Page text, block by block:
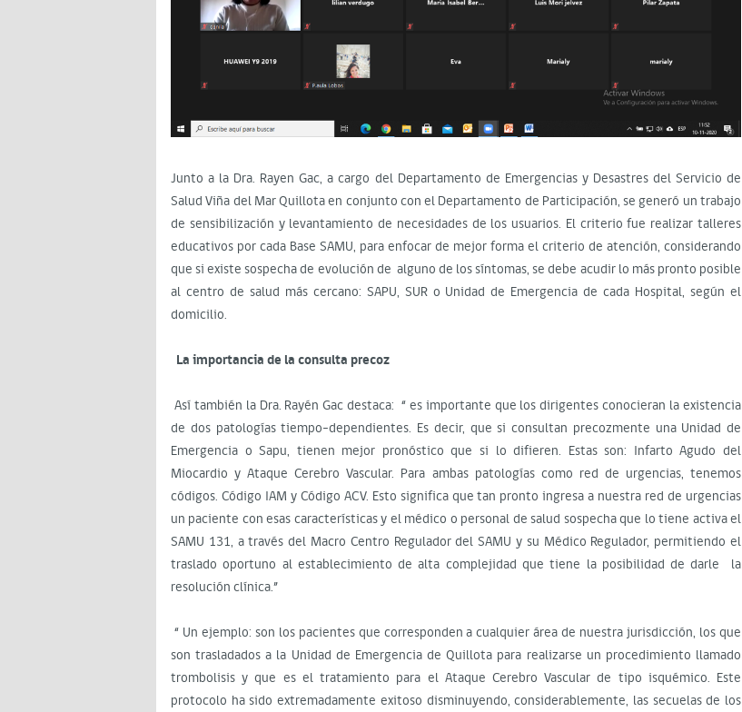
Junto a la Dra. Rayen Gac, a cargo del Departamento de Emergencias y Desastres del Servicio de
Salud Viña del Mar Quillota en conjunto con el Departamento de Participación, se generó un trabajo
de sensibilización y levantamiento de necesidades de los usuarios. El criterio fue realizar talleres
educativos por cada Base SAMU, para enfocar de mejor forma el criterio de atención, considerando
que si existe sospecha de evolución de alguno de los síntomas, se debe acudir lo más pronto posible
al centro de salud más cercano: SAPU, SUR o Unidad de Emergencia de cada Hospital, según el
domicilio.
La importancia de la consulta precoz
Así también la Dra. Rayén Gac destaca: “ es importante que los dirigentes conocieran la existencia
de dos patologías tiempo-dependientes. Es decir, que si consultan precozmente una Unidad de
Emergencia o Sapu, tienen mejor pronóstico que si lo difieren. Estas son: Infarto Agudo del
Miocardio y Ataque Cerebro Vascular. Para ambas patologías como red de urgencias, tenemos
códigos. Código IAM y Código ACV. Esto significa que tan pronto ingresa a nuestra red de urgencias
un paciente con esas características y el médico o personal de salud sospecha que lo tiene activa el
SAMU 131, a través del Macro Centro Regulador del SAMU y su Médico Regulador, permitiendo el
traslado oportuno al establecimiento de alta complejidad que tiene la posibilidad de darle la
resolución clínica.”
“ Un ejemplo: son los pacientes que corresponden a cualquier área de nuestra jurisdicción, los que
son trasladados a la Unidad de Emergencia de Quillota para realizarse un procedimiento llamado
trombolisis y que es el tratamiento para el Ataque Cerebro Vascular de tipo isquémico. Este
protocolo ha sido extremadamente exitoso disminuyendo, considerablemente, las secuelas de los